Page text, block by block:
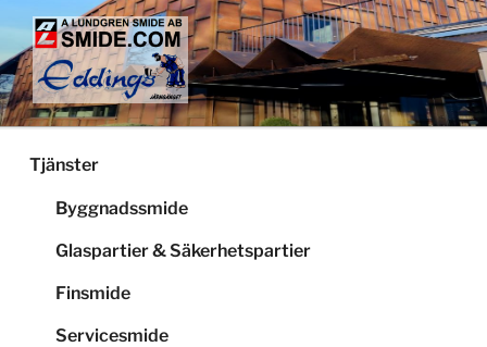
Hoppa
innehåll
LUNDGRENS SMIDE
Smide och glaspartier i Stockholm
Tjänster
Byggnadssmide
Glaspartier & Säkerhetspartier
Finsmide
Servicesmide